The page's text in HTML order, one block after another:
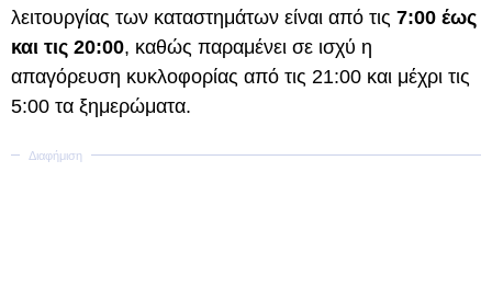
λειτουργίας των καταστημάτων είναι από τις 7:00 έως
και τις 20:00, καθώς παραμένει σε ισχύ η
απαγόρευση κυκλοφορίας από τις 21:00 και μέχρι τις
5:00 τα ξημερώματα.